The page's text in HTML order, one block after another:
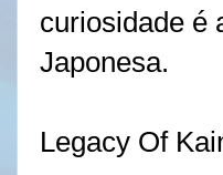
curiosidade é
Japonesa.
Legacy Of